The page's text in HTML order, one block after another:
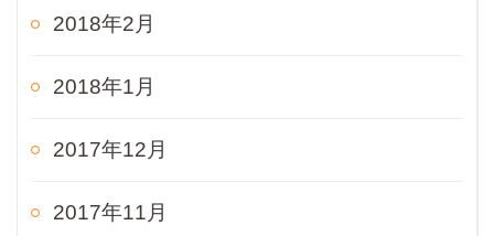
2018年2月
2018年1月
2017年12月
2017年11月